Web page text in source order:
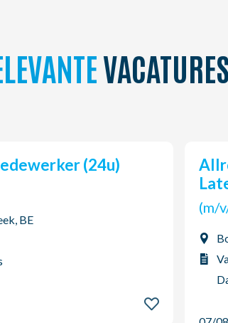
VACATURES
(24u)
BE
Allround Medewerker (24u) -